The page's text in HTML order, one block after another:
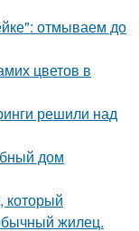
отмываем до
цветов в
решили над
дом
который
жилец.